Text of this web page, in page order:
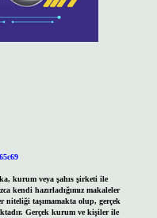
kurum veya şahıs şirketi ile
kendi hazırladığımız makaleler
niteliği taşımamakta olup, gerçek
Gerçek kurum ve kişiler ile